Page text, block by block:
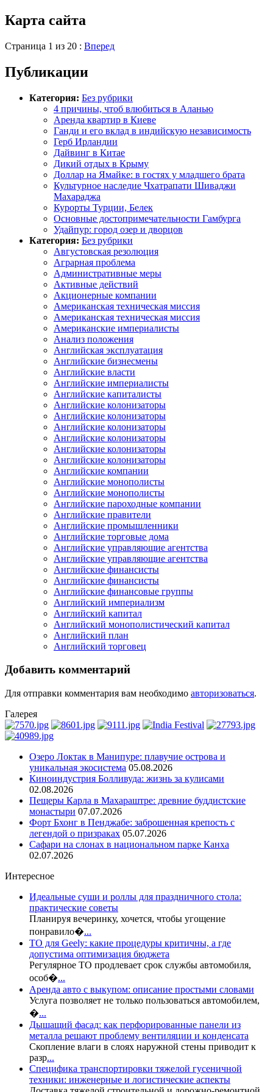
Карта сайта
Страница 1 из 20 : Вперед
Публикации
Категория: Без рубрики
4 причины, чтоб влюбиться в Аланью
Аренда квартир в Киеве
Ганди и его вклад в индийскую независимость
Герб Ирландии
Дайвинг в Китае
Дикий отдых в Крыму
Доллар на Ямайке: в гостях у младшего брата
Культурное наследие Чхатрапати Шиваджи
Махараджа
Курорты Турции, Белек
Основные достопримечательности Гамбурга
Удайпур: город озер и дворцов
Категория: Без рубрики
Августовская резолюция
Аграрная проблема
Административные меры
Активные действий
Акционерные компании
Американская техническая миссия
Американская техническая миссия
Американские империалисты
Анализ положения
Английская эксплуатация
Английские бизнесмены
Английские власти
Английские империалисты
Английские капиталисты
Английские колонизаторы
Английские колонизаторы
Английские колонизаторы
Английские колонизаторы
Английские колонизаторы
Английские колонизаторы
Английские компании
Английские монополисты
Английские монополисты
Английские пароходные компании
Английские правители
Английские промышленники
Английские торговые дома
Английские управляющие агентства
Английские управляющие агентства
Английские финансисты
Английские финансисты
Английские финансовые группы
Английский империализм
Английский капитал
Английский монополистический капитал
Английский план
Английский торговец
Добавить комментарий
Для отправки комментария вам необходимо авторизоваться.
Галерея
Озеро Локтак в Манипуре: плавучие острова и
уникальная экосистема 05.08.2026
Киноиндустрия Болливуда: жизнь за кулисами
02.08.2026
Пещеры Карла в Махараштре: древние буддистские
монастыри 07.07.2026
Форт Бхонг в Пенджабе: заброшенная крепость с
легендой о призраках 05.07.2026
Сафари на слонах в национальном парке Канха
02.07.2026
Интересное
Идеальные суши и роллы для праздничного стола:
практические советы
Планируя вечеринку, хочется, чтобы угощение
понравило�...
ТО для Geely: какие процедуры критичны, а где
допустима оптимизация бюджета
Регулярное ТО продлевает срок службы автомобиля,
особ�...
Аренда авто с выкупом: описание простыми словами
Услуга позволяет не только пользоваться автомобилем,
�...
Дышащий фасад: как перфорированные панели из
металла решают проблему вентиляции и конденсата
Скопление влаги в слоях наружной стены приводит к
разр...
Специфика транспортировки тяжелой гусеничной
техники: инженерные и логистические аспекты